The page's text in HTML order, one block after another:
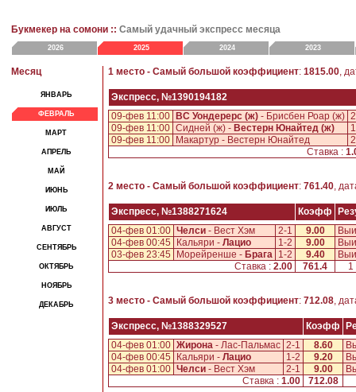
Букмекер на сомони :: Самый удачный экспресс месяца
2026 2025 2024 2023
Месяц
ЯНВАРЬ
ФЕВРАЛЬ
МАРТ
АПРЕЛЬ
МАЙ
ИЮНЬ
ИЮЛЬ
АВГУСТ
СЕНТЯБРЬ
ОКТЯБРЬ
НОЯБРЬ
ДЕКАБРЬ
1 место - Самый большой коэффициент: 1815.00,
Экспресс, №1390194182
09-фев 11:00
ВС Уондерерс (ж) - Брисбен Роар (ж)
09-фев 11:00 Сидней (ж) - Вестерн Юнайтед (ж)
09-фев 11:00
Макартур - Вестерн Юнайтед
Ставка :
2 место - Самый большой коэффициент: 761.40,
Экспресс, №1388271624 Коэфф
04-фев 01:00 Челси - Вест Хэм 2-1 9.00
04-фев 00:45
Кальяри - Лацио 1-2 9.00
03-фев 23:45
Морейренше - Брага 1-2 9.40
Ставка : 2.00 761.4
3 место - Самый большой коэффициент: 712.08,
Экспресс, №1388329527 Коэфф
04-фев 01:00 Жирона - Лас-Пальмас 2-1 8.60
04-фев 00:45
Кальяри - Лацио 1-2 9.20
04-фев 01:00 Челси - Вест Хэм 2-1 9.00
Ставка : 1.00 712.08